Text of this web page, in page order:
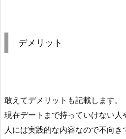
デメリット
敢えてデメリットも記載します。
現在デートまで持っていけない人
人には実践的な内容なので不向き